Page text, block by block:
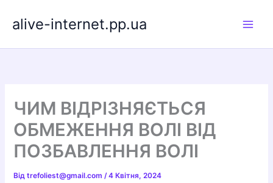
alive-internet.pp.ua
ЧИМ ВІДРІЗНЯЄТЬСЯ
ОБМЕЖЕННЯ ВОЛІ ВІД
ПОЗБАВЛЕННЯ ВОЛІ
Відtrefoliest@gmail.com/4 Квітня, 2024